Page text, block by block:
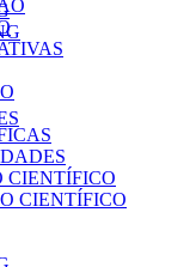
CIENTÍFICO
CIENTÍFICO